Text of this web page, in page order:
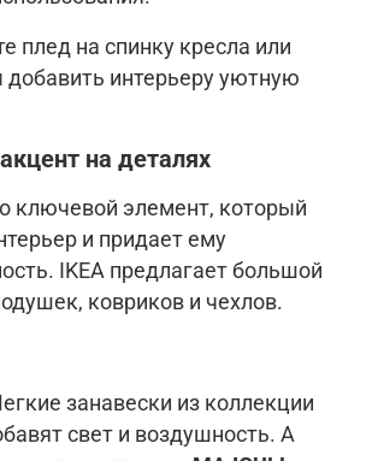
плед на спинку кресла или
добавить интерьеру уютную
на деталях
ключевой элемент, который
и придает ему
IKEA предлагает большой
ковриков и чехлов.
занавески из коллекции
свет и воздушность. А